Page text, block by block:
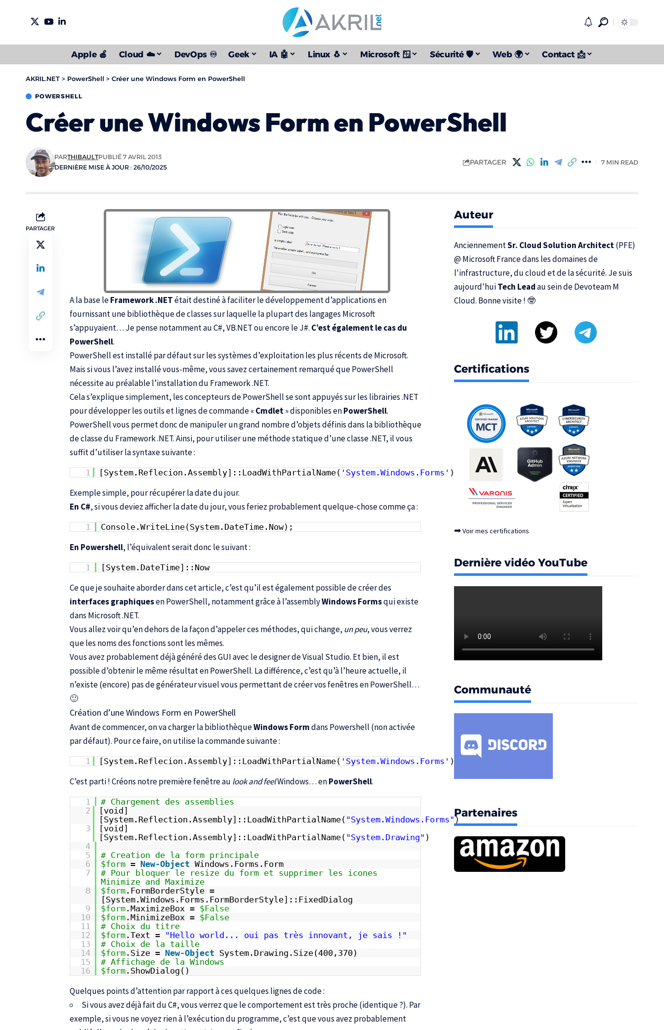
Apple 🍎 Cloud ☁️ DevOps ♾️ Geek IA 🤖 Linux 🐧 Microsoft 🪟 Sécurité 🛡️ Web 🌍 Contact 📩
AKRIL.NET > PowerShell > Créer une Windows Form en PowerShell
POWERSHELL
Créer une Windows Form en PowerShell
DERNIÈRE MISE À JOUR : 26/10/2025
PARTHIBAULTPUBLIÉ 7 AVRIL 2013
PARTAGER 7 MIN READ
PARTAGER
A la base leFramework .NETétait destiné à faciliter le développement d’applications en
fournissant une bibliothèque de classes sur laquelle la plupart des langages Microsoft
s’appuyaient… Je pense notamment au C#, VB.NET ou encore le J#. C’est également le cas du
PowerShell.
PowerShell est installé par défaut sur les systèmes d’exploitation les plus récents de Microsoft.
Mais si vous l’avez installé vous-même, vous savez certainement remarqué que PowerShell
nécessite au préalable l’installation du Framework .NET.
Cela s’explique simplement, les concepteurs de PowerShell se sont appuyés sur les librairies .NET
pour développer les outils et lignes de commande «Cmdlet» disponibles enPowerShell.
PowerShell vous permet donc de manipuler un grand nombre d’objets définis dans la bibliothèque
de classe du Framework .NET. Ainsi, pour utiliser une méthode statique d’une classe .NET, il vous
suffit d’utiliser la syntaxe suivante :
1 [System.Reflecion.Assembly]::LoadWithPartialName( 'System.Windows.Forms' )
Exemple simple, pour récupérer la date du jour.
En C#, si vous deviez afficher la date du jour, vous feriez probablement quelque-chose comme ça :
1 Console.WriteLine(System.DateTime.Now);
En Powershell, l’équivalent serait donc le suivant :
1 [System.DateTime]::Now
Ce que je souhaite aborder dans cet article, c’est qu’il est également possible de créer des
interfaces graphiquesen PowerShell, notamment grâce à l’assemblyWindows Formsqui existe
dans Microsoft .NET.
Vous allez voir qu’en dehors de la façon d’appeler ces méthodes, qui change, un peu, vous verrez
que les noms des fonctions sont les mêmes.
Vous avez probablement déjà généré des GUI avec le designer de Visual Studio. Et bien, il est
possible d’obtenir le même résultat en PowerShell. La différence, c’est qu’à l’heure actuelle, il
n’existe (encore) pas de générateur visuel vous permettant de créer vos fenêtres en PowerShell…
🙂
Création d’une Windows Form en PowerShell
Avant de commencer, on va charger la bibliothèqueWindows Formdans Powershell (non activée
par défaut). Pour ce faire, on utilise la commande suivante :
1 [System.Reflecion.Assembly]::LoadWithPartialName( 'System.Windows.Forms' )
C’est parti ! Créons notre première fenêtre au look and feelWindows… enPowerShell.
1
# Chargement des assemblies
2
[void]
[System.Reflection.Assembly]::LoadWithPartialName( "System.Windows.Forms")
3
[void]
[System.Reflection.Assembly]::LoadWithPartialName( "System.Drawing" )
4
5
# Creation de la form principale
6
$form = New-Object Windows.Forms.Form
7
# Pour bloquer le resize du form et supprimer les icones
Minimize and Maximize
8
$form.FormBorderStyle =
[System.Windows.Forms.FormBorderStyle]::FixedDialog
9
$form.MaximizeBox = $False
10
$form.MinimizeBox = $False
11
# Choix du titre
12
$form.Text = "Hello world... oui pas très innovant, je sais !"
13
# Choix de la taille
14
$form.Size = New-Object System.Drawing.Size(400,370)
15
# Affichage de la Windows
16
$form.ShowDialog()
Quelques points d’attention par rapport à ces quelques lignes de code :
Si vous avez déjà fait du C#, vous verrez que le comportement est très proche (identique ?). Par
exemple, si vous ne voyez rien à l’exécution du programme, c’est que vous avez probablement
Auteur
AnciennementSr. Cloud Solution Architect(PFE)
@ Microsoft Francedans les domaines de
l'infrastructure, du cloud et de la sécurité. Je suis
aujourd'huiTech Leadau sein deDevoteam M
Cloud. Bonne visite ! 🤓
Certifications
➡Voir mes certifications
Dernière vidéo YouTube
Communauté
Partenaires